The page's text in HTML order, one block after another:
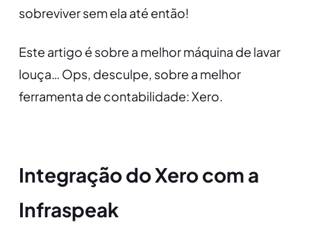
sobreviver sem ela até então!
Este artigo é sobre a melhor máquina de lavar
louça… Ops, desculpe, sobre a melhor
ferramenta de contabilidade: Xero.
Integração do Xero com a
Infraspeak